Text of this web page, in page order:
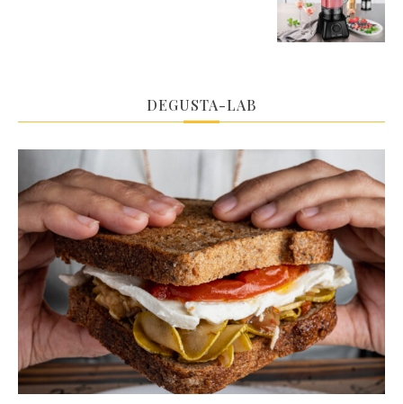
DEGUSTA-LAB